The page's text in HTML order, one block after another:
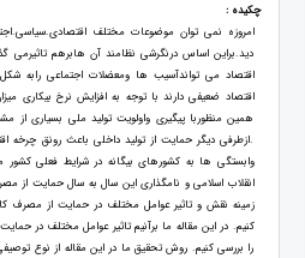
چکیده :
امروزه نمی توان موضوعات مختلف
دید.براین اساس درنگرشی نظامند آن هابرهم تاثیرمی
اقتصاد می تواندآسیب ها ومعضلات اجتماعی رابه
اقتصاد ضعیفی دارند با توجه به افزایش نرخ بیکاری
همین منظوربا پیگیری واولویت تولید ملی بسیاری
.ازطرفی دیگر حمایت از تولید داخلی باعث رونق چرخه
وابستگی ها به کشورهای بیگانه در شرایط فعلی کشور
انقلاب اسلامی و نامگذاری این سال به سال حمایت از
زمینه نقش و تاثیر عوامل مختلف در حمایت از مصرف
کنیم. در این مقاله ما برآنیم تاثیر عوامل مختلف در